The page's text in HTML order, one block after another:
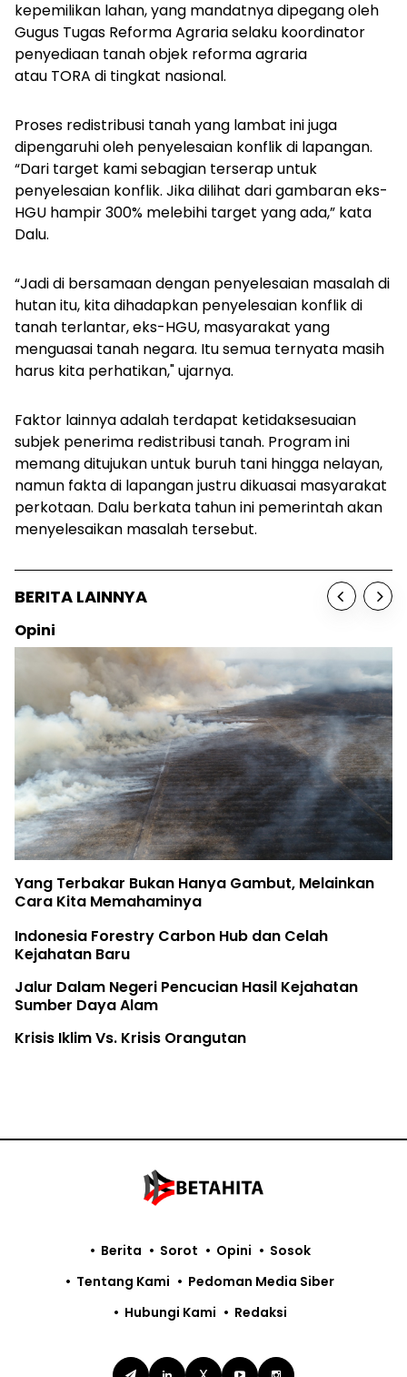
kepemilikan lahan, yang mandatnya dipegang oleh
Gugus Tugas Reforma Agraria selaku koordinator
penyediaan tanah objek reforma agraria
atau TORA di tingkat nasional.
Proses redistribusi tanah yang lambat ini juga
dipengaruhi oleh penyelesaian konflik di lapangan.
“Dari target kami sebagian terserap untuk
penyelesaian konflik. Jika dilihat dari gambaran eks-
HGU hampir 300% melebihi target yang ada,” kata
Dalu.
“Jadi di bersamaan dengan penyelesaian masalah di
hutan itu, kita dihadapkan penyelesaian konflik di
tanah terlantar, eks-HGU, masyarakat yang
menguasai tanah negara. Itu semua ternyata masih
harus kita perhatikan," ujarnya.
Faktor lainnya adalah terdapat ketidaksesuaian
subjek penerima redistribusi tanah. Program ini
memang ditujukan untuk buruh tani hingga nelayan,
namun fakta di lapangan justru dikuasai masyarakat
perkotaan. Dalu berkata tahun ini pemerintah akan
menyelesaikan masalah tersebut.
BERITA LAINNYA
Opini
Yang Terbakar Bukan Hanya Gambut, Melainkan
Cara Kita Memahaminya
Indonesia Forestry Carbon Hub dan Celah
Kejahatan Baru
Jalur Dalam Negeri Pencucian Hasil Kejahatan
Sumber Daya Alam
Krisis Iklim Vs. Krisis Orangutan
Berita Sorot Opini
Sosok
Tentang Kami
Pedoman Media Siber
Hubungi Kami
Redaksi